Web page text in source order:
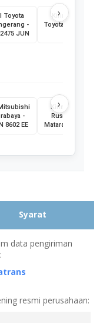
Toyota
-
JUN
Kirim 2 Unit
Toyota HiAce //
›
-
8602 EE
Kirim Mobil
Rush //
Mataram // PA
›
Syarat
data pengiriman
resmi perusahaan: